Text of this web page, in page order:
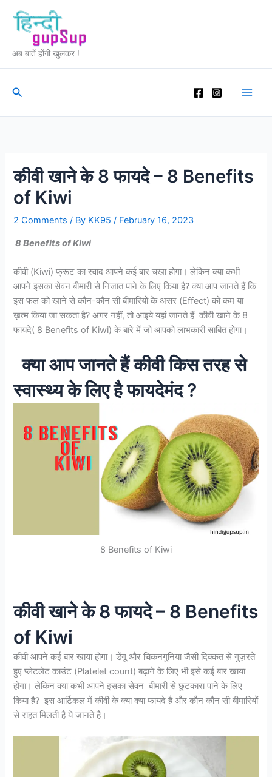
content
अब बातें होंगी खुलकर !
Search
कीवी खाने के 8 फायदे – 8 Benefits
of Kiwi
2 Comments / By KK95/ February 16, 2023
8 Benefits of Kiwi
कीवी (Kiwi) फ्रूट का स्वाद आपने कई बार चखा होगा। लेकिन क्या कभी
आपने इसका सेवन बीमारी से निजात पाने के लिए किया है? क्या आप जानते हैं कि
इस फल को खाने से कौन-कौन सी बीमारियों के असर (Effect) को कम या
ख़त्म किया जा सकता है? अगर नहीं, तो आइये यहां जानते हैं कीवी खाने के 8
फायदे( 8 Benefits of Kiwi) के बारे में जो आपको लाभकारी साबित होगा।
क्या आप जानते हैं कीवी किस तरह से
स्वास्थ्य के लिए है फायदेमंद ?
8 Benefits of Kiwi
कीवी खाने के 8 फायदे – 8 Benefits
of Kiwi
कीवी आपने कई बार खाया होगा। डेंगू और चिकनगुनिया जैसी दिक्कत से गुज़रते
हुए प्लेटलेट काउंट (Platelet count) बढ़ाने के लिए भी इसे कई बार खाया
होगा। लेकिन क्या कभी आपने इसका सेवन बीमारी से छुटकारा पाने के लिए
किया है? इस आर्टिकल में कीवी के क्या क्या फायदे है और कौन कौन सी बीमारियों
से राहत मिलती है ये जानते है।